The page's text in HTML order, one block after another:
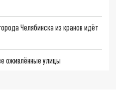
Челябинска из кранов идёт
оживлённые улицы